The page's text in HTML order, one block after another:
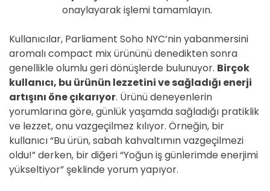
onaylayarak işlemi tamamlayın.
Kullanıcılar, Parliament Soho NYC’nin yabanmersini
aromalı compact mix ürününü denedikten sonra
genellikle olumlu geri dönüşlerde bulunuyor. Birçok
kullanıcı, bu ürünün lezzetini ve sağladığı enerji
artışını öne çıkarıyor. Ürünü deneyenlerin
yorumlarına göre, günlük yaşamda sağladığı pratiklik
ve lezzet, onu vazgeçilmez kılıyor. Örneğin, bir
kullanıcı “Bu ürün, sabah kahvaltımın vazgeçilmezi
oldu!” derken, bir diğeri “Yoğun iş günlerimde enerjimi
yükseltiyor” şeklinde yorum yapıyor.